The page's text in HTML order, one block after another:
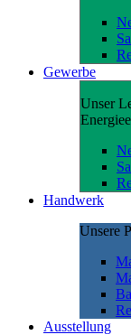
Gewerbe
Unser
Handwerk
Unsere
Ausstellung